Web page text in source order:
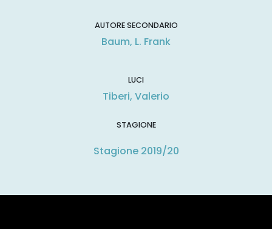
AUTORE SECONDARIO
Baum, L. Frank
LUCI
Tiberi, Valerio
STAGIONE
Stagione 2019/20